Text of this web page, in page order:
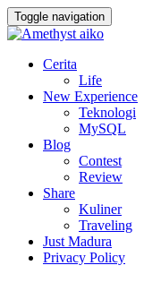
Toggle navigation
Cerita
Life
New Experience
Teknologi
MySQL
Blog
Contest
Review
Share
Kuliner
Traveling
Just Madura
Privacy Policy